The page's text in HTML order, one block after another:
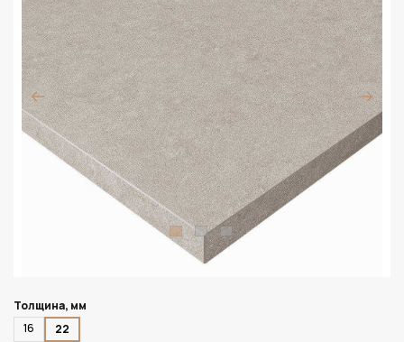
Толщина, мм
16
22